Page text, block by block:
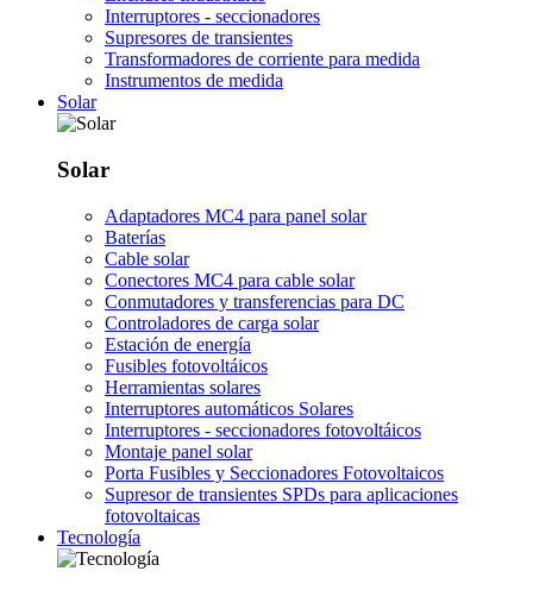
Interruptores - seccionadores
Supresores de transientes
Transformadores de corriente para medida
Instrumentos de medida
Solar
Solar
Adaptadores MC4 para panel solar
Baterías
Cable solar
Conectores MC4 para cable solar
Conmutadores y transferencias para DC
Controladores de carga solar
Estación de energía
Fusibles fotovoltáicos
Herramientas solares
Interruptores automáticos Solares
Interruptores - seccionadores fotovoltáicos
Montaje panel solar
Porta Fusibles y Seccionadores Fotovoltaicos
Supresor de transientes SPDs para aplicaciones
fotovoltaicas
Tecnología